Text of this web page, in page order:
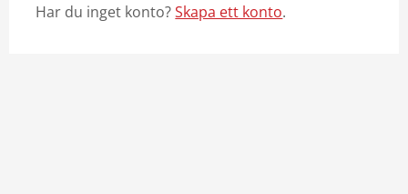
Har du inget konto?Skapa ett konto.